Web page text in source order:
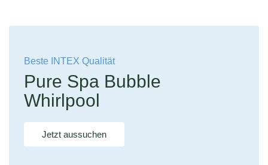
Beste INTEX Qualität
Pure Spa Bubble
Whirlpool
Jetzt aussuchen